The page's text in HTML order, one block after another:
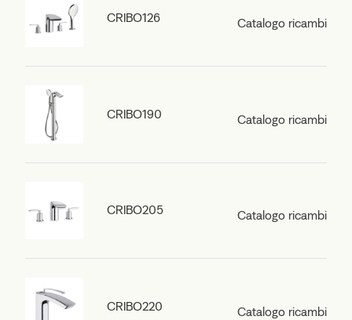
CRIBO126 Catalogo ricambi
CRIBO190 Catalogo ricambi
CRIBO205 Catalogo ricambi
CRIBO220 Catalogo ricambi